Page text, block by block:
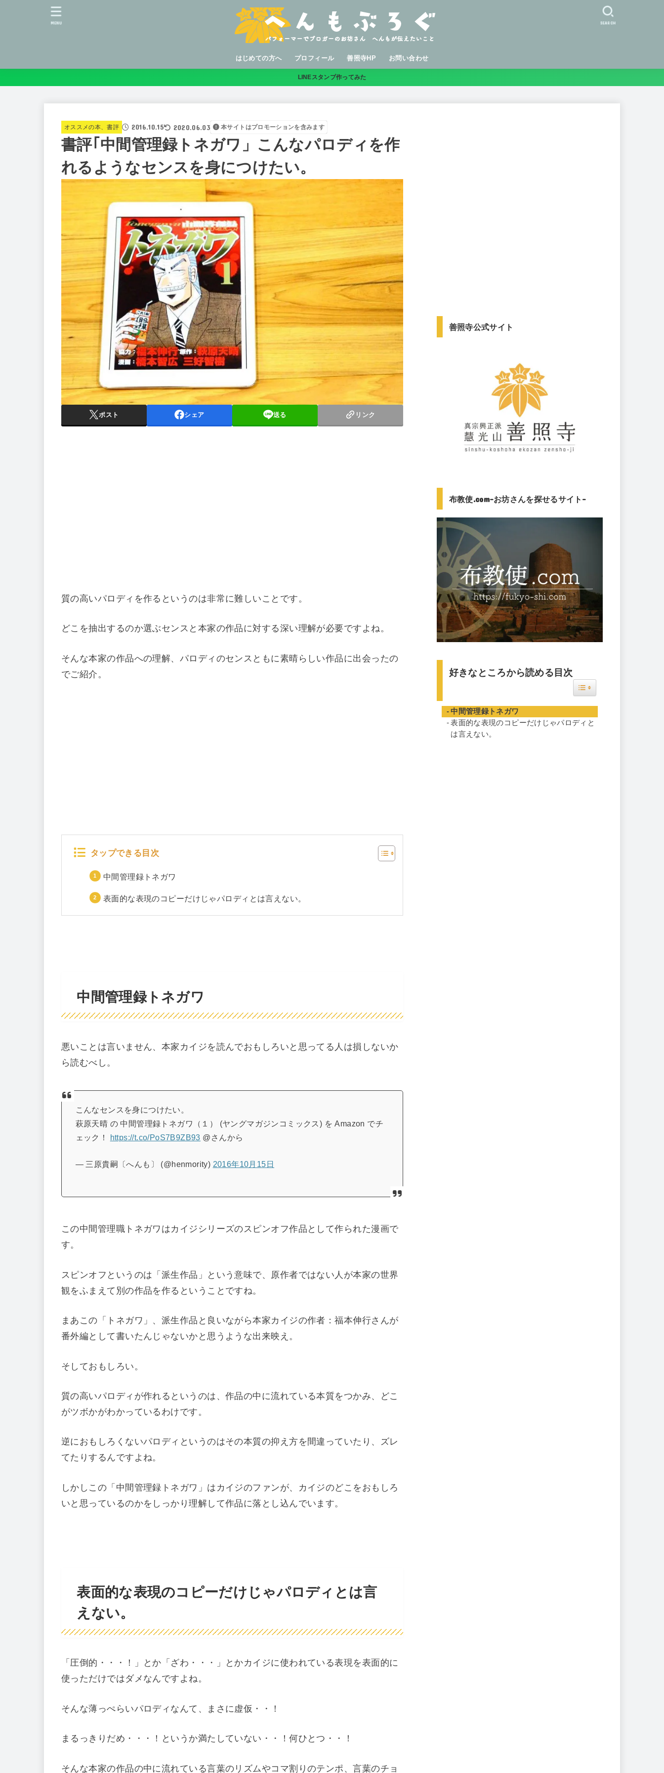
はじめての方へ プロフィール 善照寺HP お問い合わせ
SEARCH
MENU
LINEスタンプ作ってみた
オススメの本、書評 2016.10.15 2020.06.03 本サイトはプロモーションを含みます
書評｢中間管理録トネガワ」こんなパロディを作
れるようなセンスを身につけたい。
ポスト シェア 送る リンク
質の高いパロディを作るというのは非常に難しいことです。
どこを抽出するのか選ぶセンスと本家の作品に対する深い理解が必要ですよね。
そんな本家の作品への理解、パロディのセンスともに素晴らしい作品に出会ったの
でご紹介。
タップできる目次
中間管理録トネガワ
表面的な表現のコピーだけじゃパロディとは言えない。
中間管理録トネガワ
悪いことは言いません、本家カイジを読んでおもしろいと思ってる人は損しないか
ら読むべし。
こんなセンスを身につけたい。
萩原天晴 の 中間管理録トネガワ（１） (ヤングマガジンコミックス) を Amazon でチ
ェック！
https://t.co/PoS7B9ZB93 @さんから
— 三原貴嗣〔へんも〕 (@henmority) 2016年10月15日
この中間管理職トネガワはカイジシリーズのスピンオフ作品として作られた漫画で
す。
スピンオフというのは「派生作品」という意味で、原作者ではない人が本家の世界
観をふまえて別の作品を作るということですね。
まあこの「トネガワ」、派生作品と良いながら本家カイジの作者：福本伸行さんが
番外編として書いたんじゃないかと思うような出来映え。
そしておもしろい。
質の高いパロディが作れるというのは、作品の中に流れている本質をつかみ、どこ
がツボかがわかっているわけです。
逆におもしろくないパロディというのはその本質の抑え方を間違っていたり、ズレ
てたりするんですよね。
しかしこの「中間管理録トネガワ」はカイジのファンが、カイジのどこをおもしろ
いと思っているのかをしっかり理解して作品に落とし込んでいます。
表面的な表現のコピーだけじゃパロディとは言
えない。
「圧倒的・・・！」とか「ざわ・・・」とかカイジに使われている表現を表面的に
使っただけではダメなんですよね。
そんな薄っぺらいパロディなんて、まさに虚仮・・！
まるっきりだめ・・・！というか満たしていない・・！何ひとつ・・！
そんな本家の作品の中に流れている言葉のリズムやコマ割りのテンポ、言葉のチョ
善照寺公式サイト
布教使.com-お坊さんを探せるサイト-
好きなところから読める目次
Toggle Table of Content
中間管理録トネガワ
表面的な表現のコピーだけじゃパロディと
は言えない。